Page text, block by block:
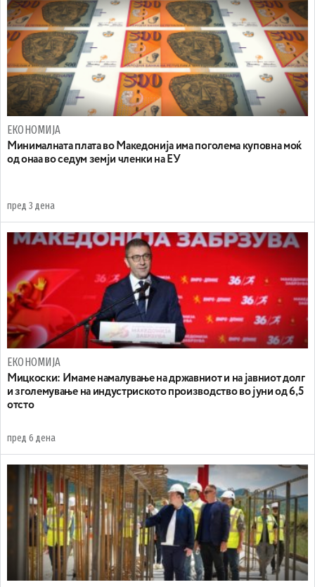
ЕКОНОМИЈА
Минималната плата во Македонија има поголема куповна моќ
од онаа во седум земји членки на ЕУ
пред 3 дена
ЕКОНОМИЈА
Mицкоски: Имаме намалување на државниот и на јавниот долг
и зголемување на индустриското производство во јуни од 6,5
отсто
пред 6 дена